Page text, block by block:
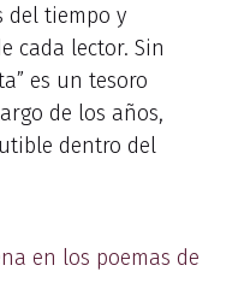
del tiempo y
cada lector. Sin
es un tesoro
de los años,
dentro del
en los poemas de